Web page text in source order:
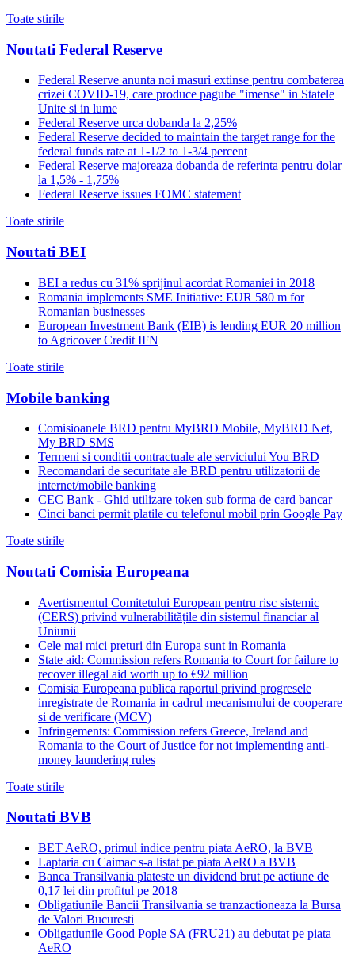
Toate stirile
Noutati Federal Reserve
Federal Reserve anunta noi masuri extinse pentru combaterea
crizei COVID-19, care produce pagube "imense" in Statele
Unite si in lume
Federal Reserve urca dobanda la 2,25%
Federal Reserve decided to maintain the target range for the
federal funds rate at 1-1/2 to 1-3/4 percent
Federal Reserve majoreaza dobanda de referinta pentru dolar
la 1,5% - 1,75%
Federal Reserve issues FOMC statement
Toate stirile
Noutati BEI
BEI a redus cu 31% sprijinul acordat Romaniei in 2018
Romania implements SME Initiative: EUR 580 m for
Romanian businesses
European Investment Bank (EIB) is lending EUR 20 million
to Agricover Credit IFN
Toate stirile
Mobile banking
Comisioanele BRD pentru MyBRD Mobile, MyBRD Net,
My BRD SMS
Termeni si conditii contractuale ale serviciului You BRD
Recomandari de securitate ale BRD pentru utilizatorii de
internet/mobile banking
CEC Bank - Ghid utilizare token sub forma de card bancar
Cinci banci permit platile cu telefonul mobil prin Google Pay
Toate stirile
Noutati Comisia Europeana
Avertismentul Comitetului European pentru risc sistemic
(CERS) privind vulnerabilitățile din sistemul financiar al
Uniunii
Cele mai mici preturi din Europa sunt in Romania
State aid: Commission refers Romania to Court for failure to
recover illegal aid worth up to €92 million
Comisia Europeana publica raportul privind progresele
inregistrate de Romania in cadrul mecanismului de cooperare
si de verificare (MCV)
Infringements: Commission refers Greece, Ireland and
Romania to the Court of Justice for not implementing anti-
money laundering rules
Toate stirile
Noutati BVB
BET AeRO, primul indice pentru piata AeRO, la BVB
Laptaria cu Caimac s-a listat pe piata AeRO a BVB
Banca Transilvania plateste un dividend brut pe actiune de
0,17 lei din profitul pe 2018
Obligatiunile Bancii Transilvania se tranzactioneaza la Bursa
de Valori Bucuresti
Obligatiunile Good Pople SA (FRU21) au debutat pe piata
AeRO